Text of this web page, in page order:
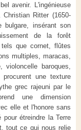
avenir. L'ingénieuse
Ritter (1650-
bulgare, insérant son
de la forêt
que cornet, flûtes
multiples, maracas,
baroques,
une texture
grec rajeuni par le
une dimension
elle et l'honore sans
pour étreindre la Terre
tout ce qui nous relie